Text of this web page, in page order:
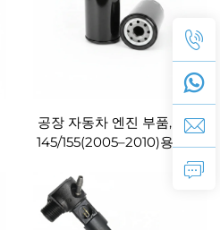
공장 자동차 엔진 부품, 히노
145/155(2005–2010)용 오일